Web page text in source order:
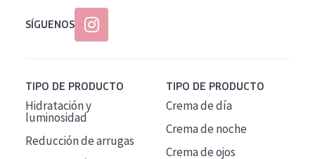
SÍGUENOS
TIPO DE PRODUCTO
Hidratación y
luminosidad
Reducción de arrugas
TIPO DE PRODUCTO
Crema de día
Crema de noche
Crema de ojos